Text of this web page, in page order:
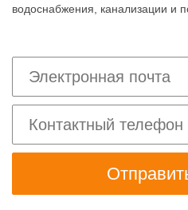
водоснабжения, канализации и